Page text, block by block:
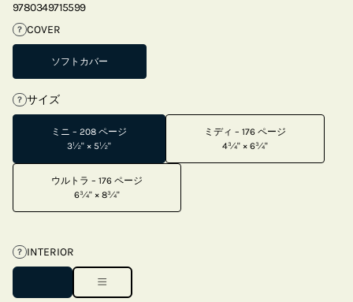
9780349715599
? COVER
ソフトカバー
? サイズ
ミニ – 208 ページ
3½" × 5½"
ミディ – 176 ページ
4¾" × 6¾"
ウルトラ – 176 ページ
6¾" × 8¾"
? INTERIOR